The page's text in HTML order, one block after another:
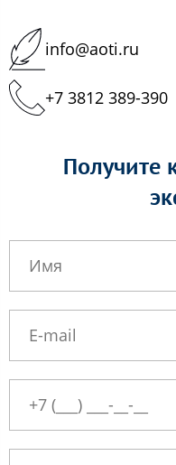
info@aoti.ru
+7 3812 389-390
Получите